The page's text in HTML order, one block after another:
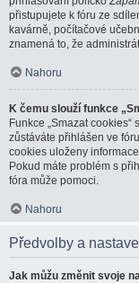
přistupujete k fóru ze
kavárně, počítačové
znamená to, že
Nahoru
K čemu slouží funkce
Funkce „Smazat
zůstáváte přihlášen ve
cookies uloženy
Pokud máte problém s
fóra může pomoci.
Nahoru
Předvolby a
Jak můžu změnit svoje